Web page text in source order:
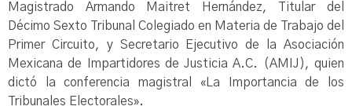
Magistrado Armando Maitret Hernández, Titular del
Décimo Sexto Tribunal Colegiado en Materia de Trabajo del
Primer Circuito, y Secretario Ejecutivo de la Asociación
Mexicana de Impartidores de Justicia A.C. (AMIJ), quien
dictó la conferencia magistral «La Importancia de los
Tribunales Electorales».